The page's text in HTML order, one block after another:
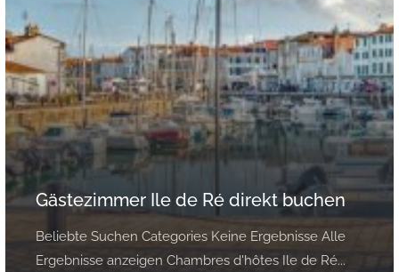
Gästezimmer Ile de Ré direkt buchen
Beliebte Suchen Categories Keine Ergebnisse Alle
Ergebnisse anzeigen Chambres d'hôtes Ile de Ré...